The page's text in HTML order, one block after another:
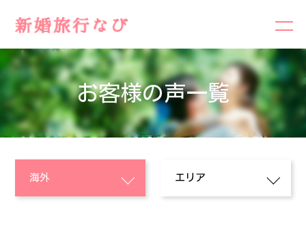
お客様の声一覧